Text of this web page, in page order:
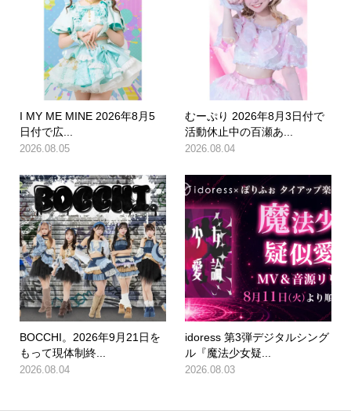
I MY ME MINE 2026年8月5
日付で広...
2026.08.05
むーぷり 2026年8月3日付で
活動休止中の百瀬あ...
2026.08.04
BOCCHI。2026年9月21日を
もって現体制終...
2026.08.04
idoress 第3弾デジタルシング
ル『魔法少女疑...
2026.08.03